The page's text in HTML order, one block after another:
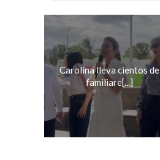
Carolina lleva cientos de
familiare[...]